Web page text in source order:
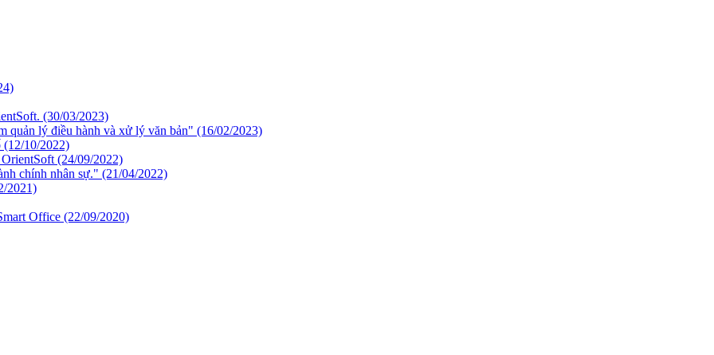
(30/03/2023)
quản lý điều hành và xử lý văn bản" (16/02/2023)
(12/10/2022)
(24/09/2022)
chính nhân sự." (21/04/2022)
2021)
Office (22/09/2020)